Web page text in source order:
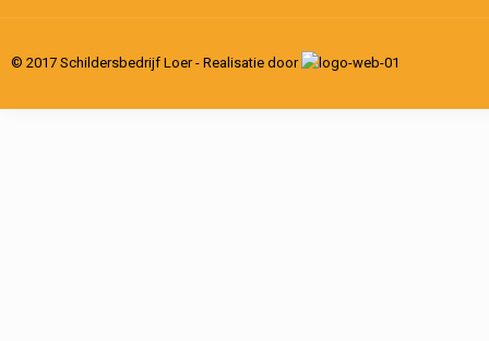
© 2017 Schildersbedrijf Loer - Realisatie door